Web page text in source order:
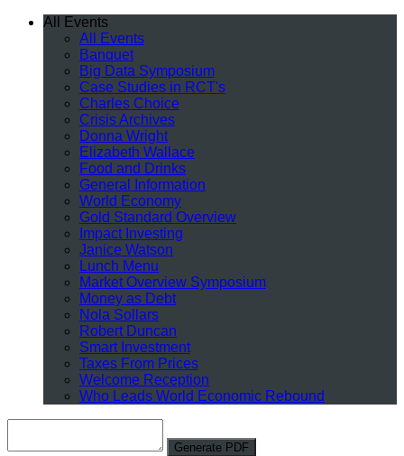
All Events
All Events
Banquet
Big Data Symposium
Case Studies in RCT's
Charles Choice
Crisis Archives
Donna Wright
Elizabeth Wallace
Food and Drinks
General Information
World Economy
Gold Standard Overview
Impact Investing
Janice Watson
Lunch Menu
Market Overview Symposium
Money as Debt
Nola Sollars
Robert Duncan
Smart Investment
Taxes From Prices
Welcome Reception
Who Leads World Economic Rebound